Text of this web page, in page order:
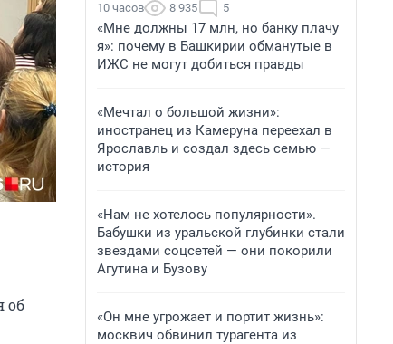
об
10 часов 8 935 5
«Мне должны 17 млн, но банку плачу
я»: почему в Башкирии обманутые в
ИЖС не могут добиться правды
«Мечтал о большой жизни»:
иностранец из Камеруна переехал в
Ярославль и создал здесь семью —
история
«Нам не хотелось популярности».
Бабушки из уральской глубинки стали
звездами соцсетей — они покорили
Агутина и Бузову
«Он мне угрожает и портит жизнь»:
москвич обвинил турагента из